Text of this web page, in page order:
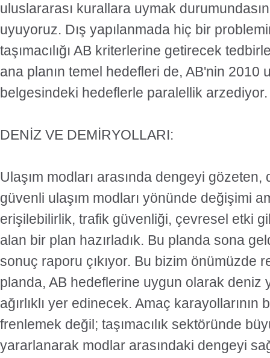
uluslararası kurallara uymak
uyuyoruz. Dış yapılanmada hiç bir
taşımacılığı AB kriterlerine getirecek
ana planın temel hedefleri de, AB'nin 2010
belgesindeki hedeflerle paralellik arzediyor.
DENİZ VE DEMİRYOLLARI:
Ulaşım modları arasında dengeyi
güvenli ulaşım modları yönünde değişimi
erişilebilirlik, trafik güvenliği, çevresel etki
alan bir plan hazırladık. Bu planda sona
sonuç raporu çıkıyor. Bu bizim önümüzde
planda, AB hedeflerine uygun olarak deniz
ağırlıklı yer edinecek. Amaç
frenlemek değil; taşımacılık sektöründe
yararlanarak modlar arasındaki dengeyi